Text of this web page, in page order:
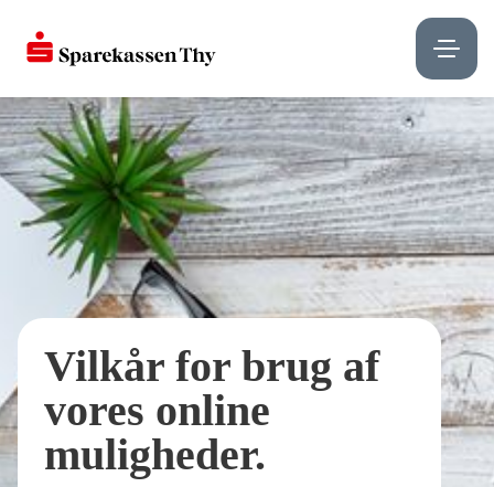
Vilkår for brug af
vores online
muligheder.